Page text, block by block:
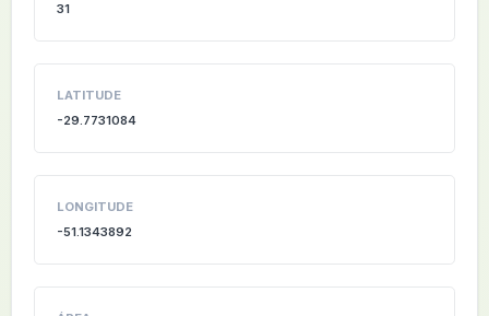
31
LATITUDE
-29.7731084
LONGITUDE
-51.1343892